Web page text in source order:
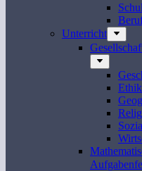
Unterricht
Ethik